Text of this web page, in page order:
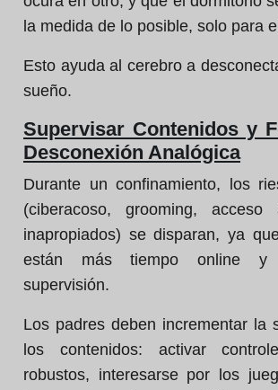
la medida de lo posible, solo para
Esto ayuda al cerebro a
sueño.
Supervisar Contenidos y
Desconexión Analógica
Durante un confinamiento, los
(ciberacoso, grooming, acceso
inapropiados) se disparan, ya
están más tiempo online y
supervisión.
Los padres deben incrementar la
los contenidos: activar
robustos, interesarse por los